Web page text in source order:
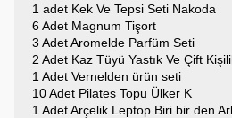
1 adet Kek Ve Tepsi Seti Nakoda
6 Adet Magnum Tişort
3 Adet Aromelde Parfüm Seti
2 Adet Kaz Tüyü Yastık Ve Çift
1 Adet Vernelden ürün seti
10 Adet Pilates Topu Ülker K
1 Adet Arçelik Leptop Biri bir den